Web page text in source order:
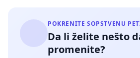
POKRENITE SOPSTVENU
Da li želite nešto
promenite?